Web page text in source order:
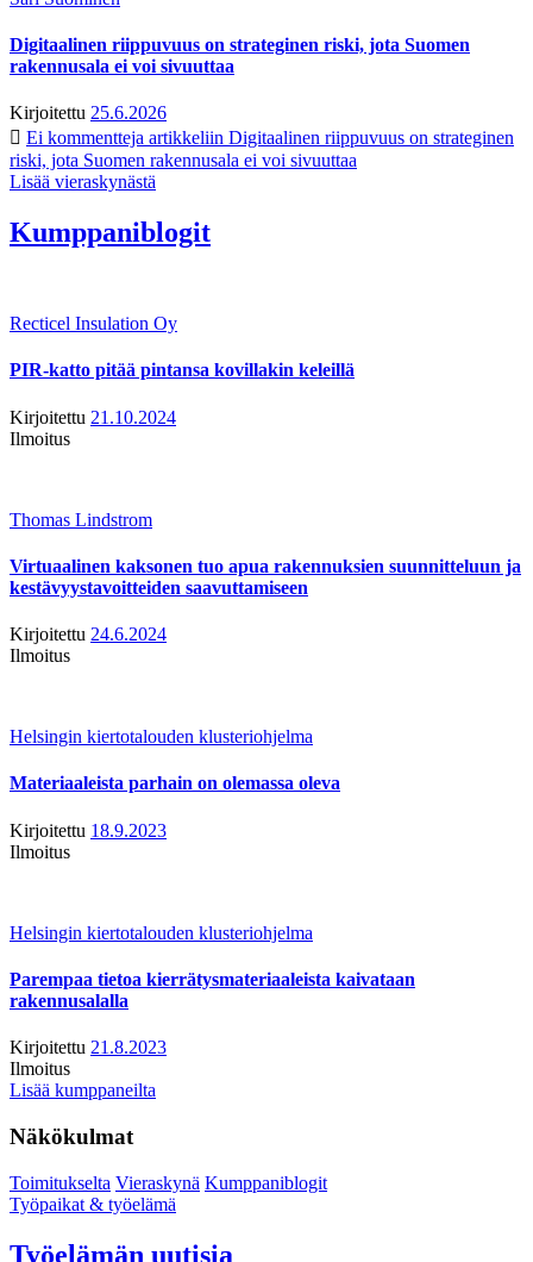
Digitaalinen riippuvuus on strateginen riski, jota Suomen
rakennusala ei voi sivuuttaa
Kirjoitettu 25.6.2026
Ei kommentteja artikkeliin Digitaalinen riippuvuus on strateginen
riski, jota Suomen rakennusala ei voi sivuuttaa
Lisää vieraskynästä
Kumppaniblogit
Recticel Insulation Oy
PIR-katto pitää pintansa kovillakin keleillä
Kirjoitettu 21.10.2024
Ilmoitus
Thomas Lindstrom
Virtuaalinen kaksonen tuo apua rakennuksien suunnitteluun ja
kestävyystavoitteiden saavuttamiseen
Kirjoitettu 24.6.2024
Ilmoitus
Helsingin kiertotalouden klusteriohjelma
Materiaaleista parhain on olemassa oleva
Kirjoitettu 18.9.2023
Ilmoitus
Helsingin kiertotalouden klusteriohjelma
Parempaa tietoa kierrätysmateriaaleista kaivataan
rakennusalalla
Kirjoitettu 21.8.2023
Ilmoitus
Lisää kumppaneilta
Näkökulmat
Toimitukselta Vieraskynä Kumppaniblogit
Työpaikat & työelämä
Työelämän uutisia